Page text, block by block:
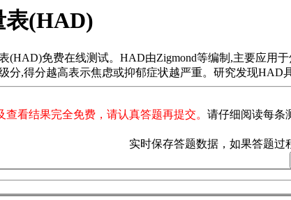
表(HAD)
(HAD)免费在线测试。HAD由Zigmond等编制,主要应用
分,得分越高表示焦虑或抑郁症状越严重。研究发现HAD
查看结果完全免费，请认真答题再提交。 请仔细阅读每条
实时保存答题数据，如果答题过